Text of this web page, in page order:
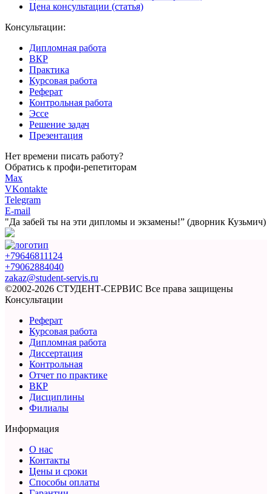
Цена консультации (статья)
Консультации:
Дипломная работа
ВКР
Практика
Курсовая работа
Реферат
Контрольная работа
Эссе
Решение задач
Презентация
Нет времени писать работу?
Обратись к профи-репетиторам
Max
VKontakte
Telegram
E-mail
"Да забей ты на эти дипломы и экзамены!” (дворник Кузьмич)
+79646811124
+79062884040
zakaz@student-servis.ru
©2002-2026 СТУДЕНТ-СЕРВИС Все права защищены
Консультации
Реферат
Курсовая работа
Дипломная работа
Диссертация
Контрольная
Отчет по практике
ВКР
Дисциплины
Филиалы
Информация
О нас
Контакты
Цены и сроки
Способы оплаты